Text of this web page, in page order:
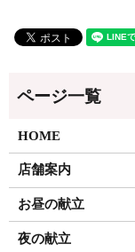
HOME
店舗案内
お昼の献立
夜の献立